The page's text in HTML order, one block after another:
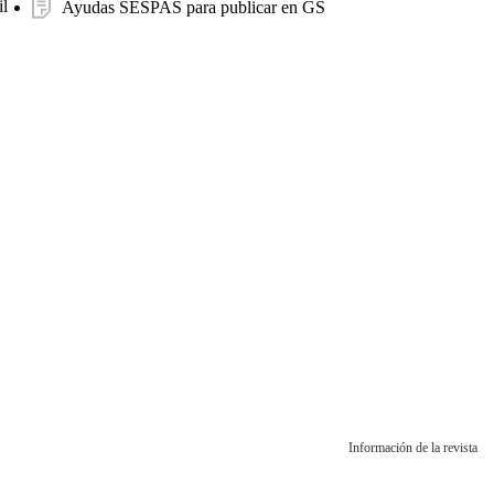
Ayudas SESPAS para publicar en GS
Información de la revista